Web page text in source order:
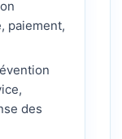
paiement,
des